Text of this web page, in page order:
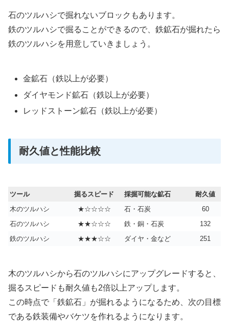
石のツルハシで掘れないブロックもあります。
鉄のツルハシで掘ることができるので、鉄鉱石が掘れたら
鉄のツルハシを用意していきましょう。
金鉱石（鉄以上が必要）
ダイヤモンド鉱石（鉄以上が必要）
レッドストーン鉱石（鉄以上が必要）
耐久値と性能比較
ツール 掘るスピード 採掘可能な鉱石
耐久値
木のツルハシ
★☆☆☆☆ 石・石炭
60
石のツルハシ
★★☆☆☆ 鉄・銅・石炭
132
鉄のツルハシ
★★★☆☆ ダイヤ・金など 251
木のツルハシから石のツルハシにアップグレードすると、
掘るスピードも耐久値も2倍以上アップします。
この時点で「鉄鉱石」が掘れるようになるため、次の目標
である鉄装備やバケツを作れるようになります。